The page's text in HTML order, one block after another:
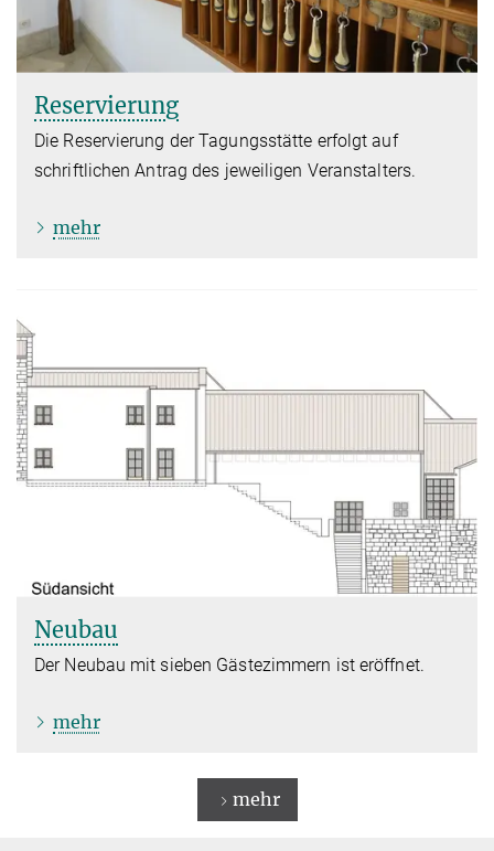
Reservierung
Die Reservierung der Tagungsstätte erfolgt auf
schriftlichen Antrag des jeweiligen Veranstalters.
mehr
Neubau
Der Neubau mit sieben Gästezimmern ist eröffnet.
mehr
mehr